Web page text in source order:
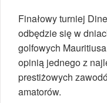
Finałowy turniej
odbędzie się w
golfowych
opinią jednego z
prestiżowych
amatorów.